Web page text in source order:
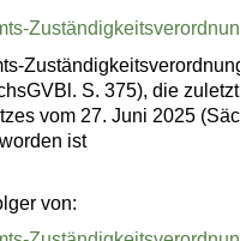
S. 375), die
vom 27. Juni 2025
ist
von: